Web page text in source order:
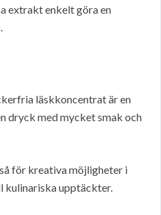
extrakt enkelt göra en
läskkoncentrat är en
dryck med mycket smak och
för kreativa möjligheter i
kulinariska upptäckter.